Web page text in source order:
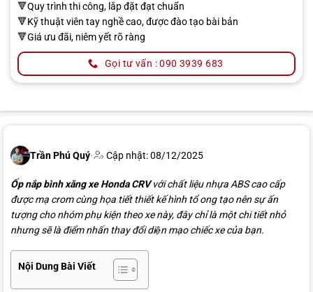
🔻Quy trình thi công, lắp đặt đạt chuẩn
🔻Kỹ thuật viên tay nghề cao, được đào tạo bài bản
🔻Giá ưu đãi, niêm yết rõ ràng
Gọi tư vấn : 090 3939 683
Trần Phú Quý· Cập nhật: 08/12/2025
Ốp nắp bình xăng xe Honda CRVvới chất liệu nhựa ABS cao cấp
được mạ crom cùng họa tiết thiết kế hình tổ ong tạo nên sự ấn
tượng cho nhóm phụ kiện theo xe này, đây chỉ là một chi tiết nhỏ
nhưng sẽ là điểm nhấn thay đổi diện mạo chiếc xe của bạn.
Nội Dung Bài Viết